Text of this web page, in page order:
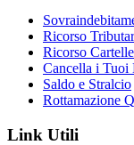
Ricorso
Ricorso
Cancella i Tuoi
Saldo e Stralcio
Rottamazione
Link Utili